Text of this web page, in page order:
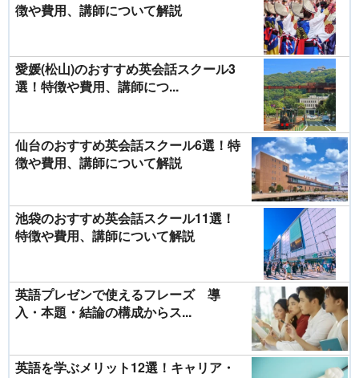
徴や費用、講師について解説
愛媛(松山)のおすすめ英会話スクール3
選！特徴や費用、講師につ...
仙台のおすすめ英会話スクール6選！特
徴や費用、講師について解説
池袋のおすすめ英会話スクール11選！
特徴や費用、講師について解説
英語プレゼンで使えるフレーズ 導
入・本題・結論の構成からス...
英語を学ぶメリット12選！キャリア・